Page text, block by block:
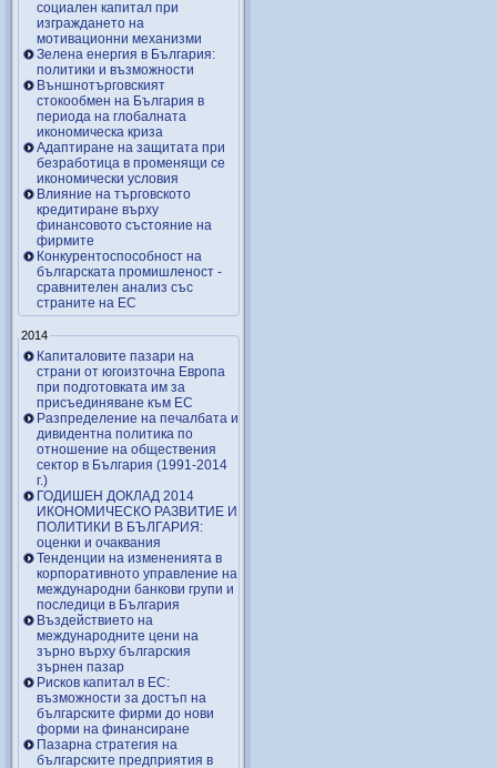
социален капитал при
изграждането на
мотивационни механизми
Зелена енергия в България:
политики и възможности
Външнотърговският
стокообмен на България в
периода на глобалната
икономическа криза
Адаптиране на защитата при
безработица в променящи се
икономически условия
Влияние на търговското
кредитиране върху
финансовото състояние на
фирмите
Конкурентоспособност на
българската промишленост -
сравнителен анализ със
страните на ЕС
2014
Капиталовите пазари на
страни от югоизточна Европа
при подготовката им за
присъединяване към ЕС
Разпределение на печалбата и
дивидентна политика по
отношение на обществения
сектор в България (1991-2014
г.)
ГОДИШЕН ДОКЛАД 2014
ИКОНОМИЧЕСКО РАЗВИТИЕ И
ПОЛИТИКИ В БЪЛГАРИЯ:
оценки и очаквания
Тенденции на измененията в
корпоративното управление на
международни банкови групи и
последици в България
Въздействието на
международните цени на
зърно върху българския
зърнен пазар
Рисков капитал в ЕС:
възможности за достъп на
българските фирми до нови
форми на финансиране
Пазарна стратегия на
българските предприятия в